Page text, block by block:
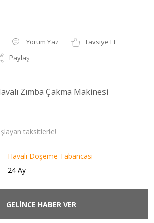
Yorum Yaz
Tavsiye Et
Paylaş
Zımba Çakma Makinesi
taksitlerle!
Havalı Döşeme Tabancası
24 Ay
GELİNCE HABER VER